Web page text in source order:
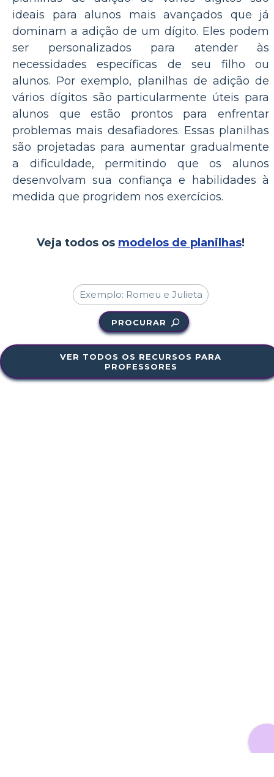
ideais para alunos mais avançados que já
dominam a adição de um dígito. Eles podem
ser personalizados para atender às
necessidades específicas de seu filho ou
alunos. Por exemplo, planilhas de adição de
vários dígitos são particularmente úteis para
alunos que estão prontos para enfrentar
problemas mais desafiadores. Essas planilhas
são projetadas para aumentar gradualmente
a dificuldade, permitindo que os alunos
desenvolvam sua confiança e habilidades à
medida que progridem nos exercícios.
Veja todos os modelos de planilhas!
PROCURAR
VER TODOS OS RECURSOS PARA
PROFESSORES